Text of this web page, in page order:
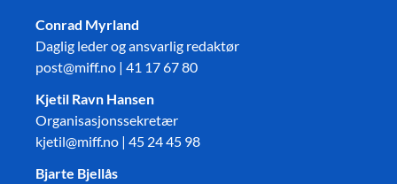
Conrad Myrland
Daglig leder og ansvarlig redaktør
post@miff.no | 41 17 67 80
Kjetil Ravn Hansen
Organisasjonssekretær
kjetil@miff.no | 45 24 45 98
Bjarte Bjellås